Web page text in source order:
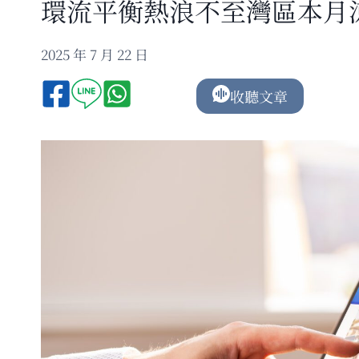
環流平衡熱浪不至灣區本月
2025 年 7 月 22 日
收聽文章